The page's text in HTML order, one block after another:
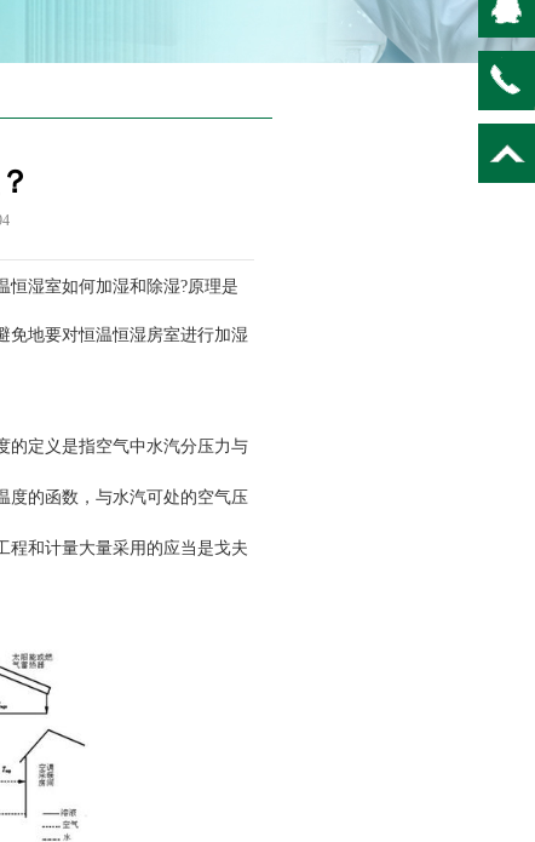
湿室如何加湿和除湿?原理是
免地要对恒温恒湿房室进行加湿
定义是指空气中水汽分压力与
度的函数，与水汽可处的空气压
程和计量大量采用的应当是戈夫